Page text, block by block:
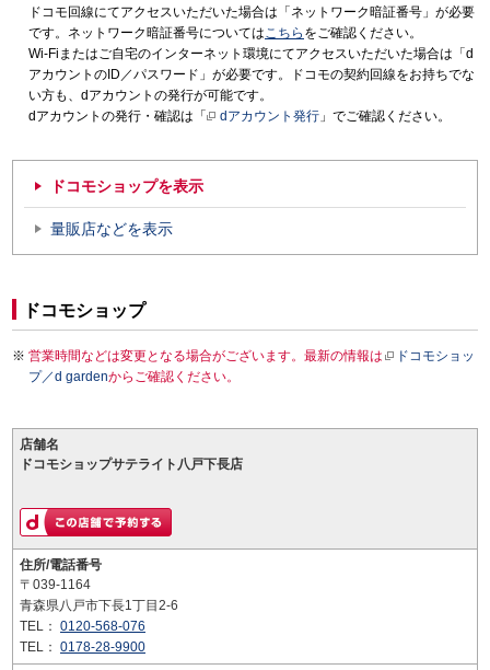
ドコモ回線にてアクセスいただいた場合は「ネットワーク暗証番号」が必要
です。ネットワーク暗証番号についてはこちら をご確認ください。
Wi-Fiまたはご自宅のインターネット環境にてアクセスいただいた場合は「d
アカウントのID／パスワード」が必要です。ドコモの契約回線をお持ちでな
い方も、dアカウントの発行が可能です。
dアカウントの発行・確認は「
dアカウント発行 」でご確認ください。
ドコモショップを表示
量販店などを表示
ドコモショップ
営業時間などは変更となる場合がございます。最新の情報は
ドコモショッ
プ／d gardenからご確認ください。
店舗名
ドコモショップサテライト八戸下長店
住所/電話番号
〒039-1164
青森県八戸市下長1丁目2-6
TEL： 0120-568-076
TEL： 0178-28-9900